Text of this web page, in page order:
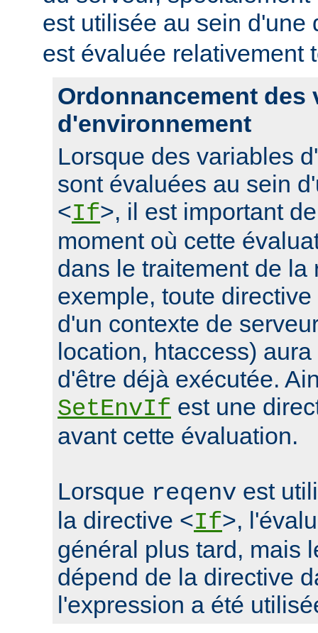
est utilisée au sein d'une
est évaluée relativement
Ordonnancement des
d'environnement
Lorsque des variables
sont évaluées au sein
<If>, il est important
moment où cette
dans le traitement de la
exemple, toute
d'un contexte de
location, htaccess)
d'être déjà exécutée.
SetEnvIf est une
avant cette évaluation.
Lorsque reqenv est
la directive <If>,
général plus tard, mais
dépend de la directive
l'expression a été